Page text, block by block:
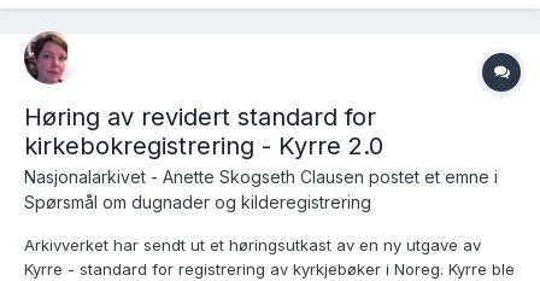
Høring av revidert standard for
kirkebokregistrering - Kyrre 2.0
Nasjonalarkivet - Anette Skogseth Clausen postet et emne i
Spørsmål om dugnader og kilderegistrering
Arkivverket har sendt ut et høringsutkast av en ny utgave av
Kyrre - standard for registrering av kyrkjebøker i Noreg. Kyrre ble